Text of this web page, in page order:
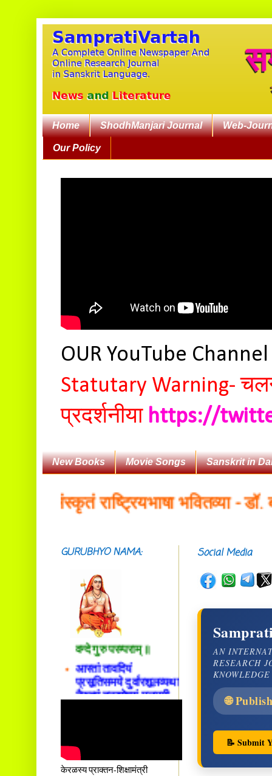
Home ShodhManjari Journal Web-
Our Policy
OUR YouTube
Statutary Warning-
प्रदर्शनीया https://
New Books Movie Songs Sanskrit in
संस्कृतं राष्ट्रियभाषा भवितव्या - डॉ.
Social Media
AN
RESEARCH
🌐
📝 Submit
GURUBHYO NAMA:
सदाशिवसमारम्भां
शङ्कराचार्य मध्यमाम्।
अस्मदाचार्यपर्यन्तां
वन्दे गुरु परम्पराम् ॥
आस्तां तावदियं
प्रसूतिसमये दुर्वारशूलव्यथा
नैरुच्यं तनुशोषणं मलमयी
शय्या च सांवत्सरी ।
तनयस्तस्यैः जनन्यै
नमः॥–
केरळस्य प्राक्तन-शिक्षामंत्री